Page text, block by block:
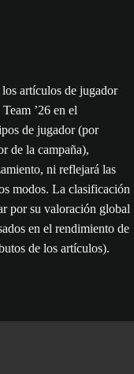
artículos de jugador
’26 en el
de jugador (por
de la campaña),
ni reflejará las
modos. La clasificación
por su valoración global
en el rendimiento de
de los artículos).